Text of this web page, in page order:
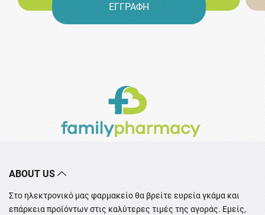
ΕΓΓΡΑΦΗ
ABOUT US
Στο ηλεκτρονικό μας φαρμακείο θα βρείτε ευρεία γκάμα και
επάρκεια προϊόντων στις καλύτερες τιμές της αγοράς. Εμείς,